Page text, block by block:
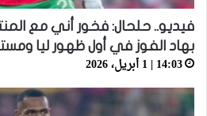
فيديو.. حلحال: فخور أني مع
بهاد الفوز في أول ظهور ليا
14:03 | 1 أبريل، 2026